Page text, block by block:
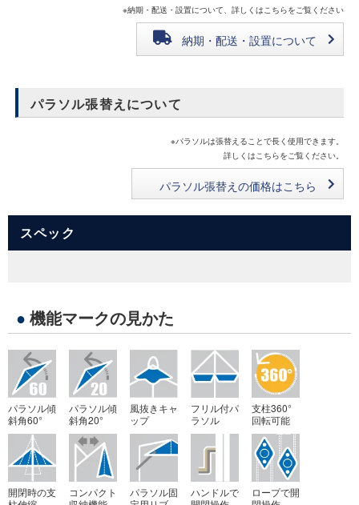
※納期・配送・設置について、詳しくはこちらをご覧ください
納期・配送・設置について
パラソル張替えについて
※パラソルは張替えることで長く使用できます。
詳しくはこちらをご覧ください。
パラソル張替えの価格はこちら
スペック
● 機能マークの見かた
パラソル傾
斜角60°
パラソル傾
斜角20°
風抜きキャ
ップ
フリル付パ
ラソル
支柱360°
回転可能
開閉時の支
コンパクト
パラソル固
ハンドルで
ロープで開